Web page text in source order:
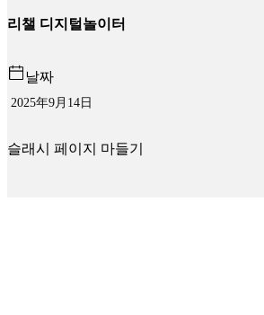
리챌 디지털놀이터
날짜
2025年9月14日
슬래시 페이지 마들기